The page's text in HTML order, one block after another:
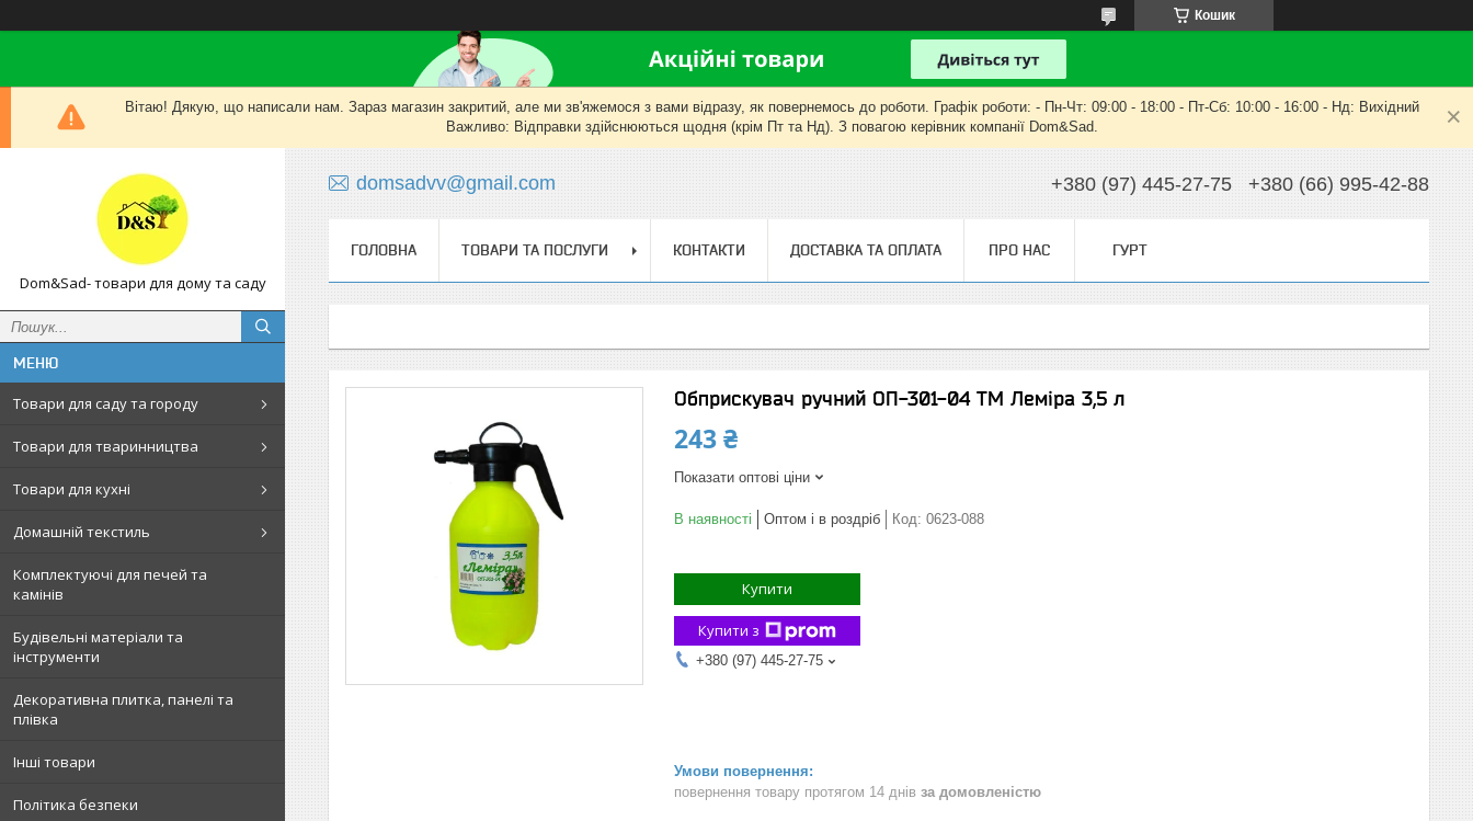
Кошик
Вітаю! Дякую, що написали нам. Зараз магазин закритий, але ми зв'яжемося з вами відразу, як повернемось до роботи. Графік роботи: - Пн-Чт: 09:00 - 18:00 - Пт-Сб: 10:00 - 16:00 - Нд: Вихідний
Важливо: Відправки здійснюються щодня (крім Пт та Нд). З повагою керівник компанії Dom&Sad.
Dom&Sad- товари для дому та саду
Товари для саду та городу
Товари для тваринництва
Товари для кухні
Домашній текстиль
Комплектуючі для печей та
камінів
Будівельні матеріали та
інструменти
Декоративна плитка, панелі та
плівка
Інші товари
Політика безпеки
domsadvv@gmail.com +380 (97) 445-27-75 +380 (66) 995-42-88
ГОЛОВНА ТОВАРИ ТА ПОСЛУГИ КОНТАКТИ ДОСТАВКА ТА ОПЛАТА ПРО НАС ГУРТ
Обприскувач ручний ОП-301-04 ТМ Леміра 3,5 л
243 ₴
Показати оптові ціни
В наявності Оптом і в роздріб Код: 0623-088
Купити
Купити з
+380 (97) 445-27-75
повернення товару протягом 14 днів за домовленістю